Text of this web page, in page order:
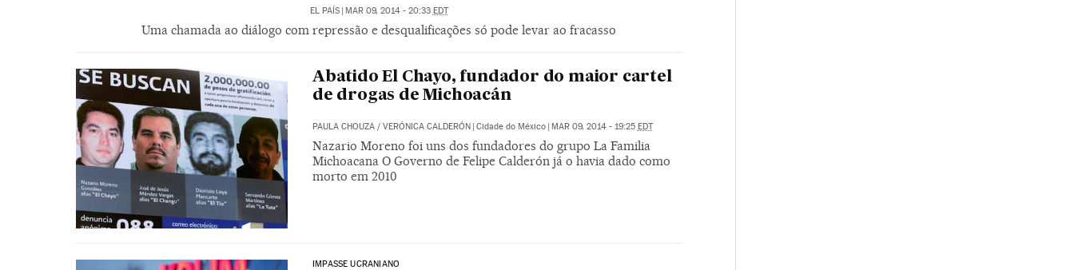
EL PAÍS MAR 09, 2014 - 20:33 EDT
Uma chamada ao diálogo com repressão e desqualificações só pode levar ao fracasso
Abatido El Chayo, fundador do maior cartel
de drogas de Michoacán
PAULA CHOUZA/ VERÓNICA CALDERÓN Cidade do México MAR 09, 2014 - 19:25 EDT
Nazario Moreno foi uns dos fundadores do grupo La Familia
Michoacana O Governo de Felipe Calderón já o havia dado como
morto em 2010
IMPASSE UCRANIANO